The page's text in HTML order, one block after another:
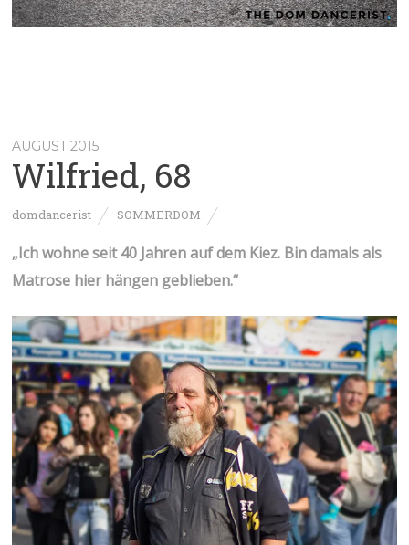
AUGUST 2015
Wilfried, 68
domdancerist SOMMERDOM
„Ich wohne seit 40 Jahren auf dem Kiez. Bin damals als
Matrose hier hängen geblieben.“